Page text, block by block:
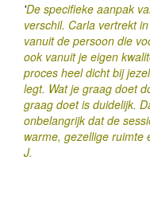
'De specifieke aanpak
verschil. Carla vertrekt
vanuit de persoon die
ook vanuit je eigen
proces heel dicht bij
legt. Wat je graag doet
graag doet is duidelijk.
onbelangrijk dat de
warme, gezellige ruimte
J.